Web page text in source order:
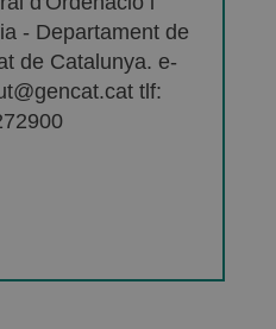
- Departament de
de Catalunya. e-
tlf: